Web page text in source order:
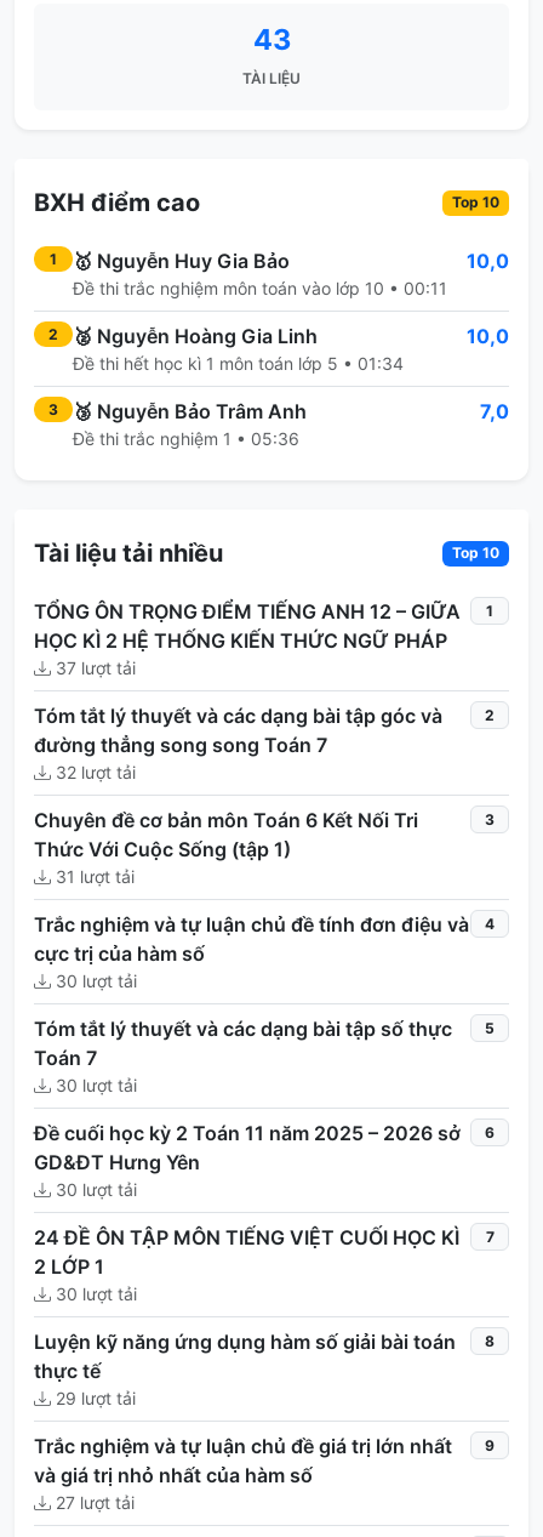
43
TÀI LIỆU
BXH điểm cao Top 10
1 🥇 Nguyễn Huy Gia Bảo
Đề thi trắc nghiệm môn toán vào lớp 10 • 00:11
10,0
2 🥈 Nguyễn Hoàng Gia Linh
Đề thi hết học kì 1 môn toán lớp 5 • 01:34
10,0
3 🥉 Nguyễn Bảo Trâm Anh
Đề thi trắc nghiệm 1 • 05:36
7,0
Tài liệu tải nhiều Top 10
TỔNG ÔN TRỌNG ĐIỂM TIẾNG ANH 12 – GIỮA
HỌC KÌ 2 HỆ THỐNG KIẾN THỨC NGỮ PHÁP
37 lượt tải
1
Tóm tắt lý thuyết và các dạng bài tập góc và
đường thẳng song song Toán 7
32 lượt tải
2
Chuyên đề cơ bản môn Toán 6 Kết Nối Tri
Thức Với Cuộc Sống (tập 1)
31 lượt tải
3
Trắc nghiệm và tự luận chủ đề tính đơn điệu và
cực trị của hàm số
30 lượt tải
4
Tóm tắt lý thuyết và các dạng bài tập số thực
Toán 7
30 lượt tải
5
Đề cuối học kỳ 2 Toán 11 năm 2025 – 2026 sở
GD&ĐT Hưng Yên
30 lượt tải
6
24 ĐỀ ÔN TẬP MÔN TIẾNG VIỆT CUỐI HỌC KÌ
2 LỚP 1
30 lượt tải
7
Luyện kỹ năng ứng dụng hàm số giải bài toán
thực tế
29 lượt tải
8
Trắc nghiệm và tự luận chủ đề giá trị lớn nhất
và giá trị nhỏ nhất của hàm số
27 lượt tải
9